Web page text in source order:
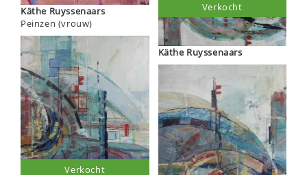
Käthe Ruyssenaars
Peinzen (vrouw)
Verkocht
Käthe Ruyssenaars
Verkocht